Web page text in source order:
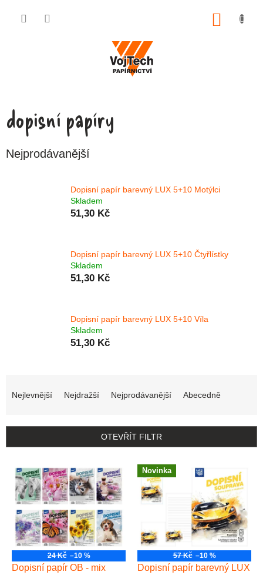
dopisní papíry
Nejprodávanější
Dopisní papír barevný LUX 5+10 Motýlci
Skladem
51,30 Kč
Dopisní papír barevný LUX 5+10 Čtyřlístky
Skladem
51,30 Kč
Dopisní papír barevný LUX 5+10 Víla
Skladem
51,30 Kč
Nejlevnější Nejdražší Nejprodávanější Abecedně
OTEVŘÍT FILTR
Výpis produktů
24 Kč –10 %
Dopisní papír OB - mix
Novinka
57 Kč –10 %
Dopisní papír barevný LUX